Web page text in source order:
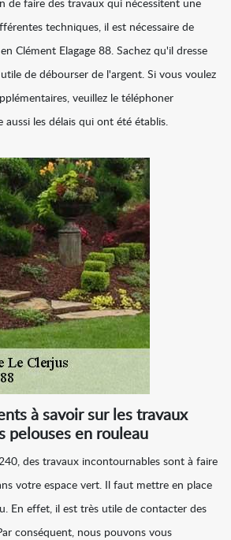
de faire des travaux qui nécessitent une
techniques, il est nécessaire de
Clément Elagage 88. Sachez qu'il dresse
de débourser de l'argent. Si vous voulez
veuillez le téléphoner
aussi les délais qui ont été établis.
à savoir sur les travaux
pelouses en rouleau
des travaux incontournables sont à faire
votre espace vert. Il faut mettre en place
En effet, il est très utile de contacter des
conséquent, nous pouvons vous